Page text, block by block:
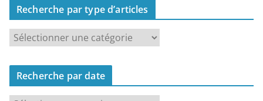
Recherche par type d’articles
e
c
e
Recherche par date